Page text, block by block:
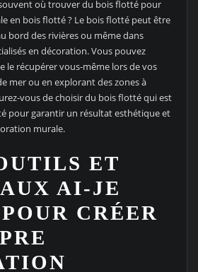
où trouver du bois flotté pour
en bois flotté ? Le bois flotté peut être
bord des rivières ou même dans
en décoration. Vous pouvez
le récupérer vous-même lors de vos
mer ou en explorant des zones à
vous de choisir du bois flotté qui est
pour garantir un résultat esthétique et
murale.
ET
AI-JE
CRÉER